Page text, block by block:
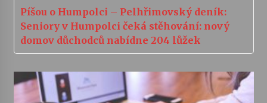
Píšou o Humpolci – Pelhřimovský deník:
Seniory v Humpolci čeká stěhování: nový
domov důchodců nabídne 204 lůžek